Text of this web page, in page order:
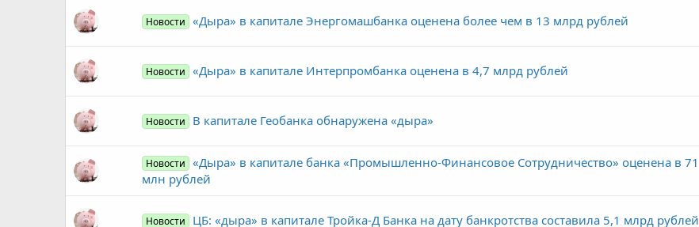
Новости «Дыра» в капитале Энергомашбанка оценена более чем в 13 млрд рублей
Новости «Дыра» в капитале Интерпромбанка оценена в 4,7 млрд рублей
Новости В капитале Геобанка обнаружена «дыра»
Новости «Дыра» в капитале банка «Промышленно-Финансовое Сотрудничество» оценена в 71
млн рублей
Новости ЦБ: «дыра» в капитале Тройка-Д Банка на дату банкротства составила 5,1 млрд рублей